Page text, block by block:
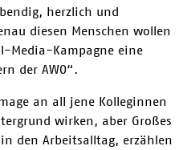
herzlich und
diesen Menschen wollen
Media-Kampagne eine
der AWO“.
an all jene Kolleginnen
wirken, aber Großes
den Arbeitsalltag, erzählen